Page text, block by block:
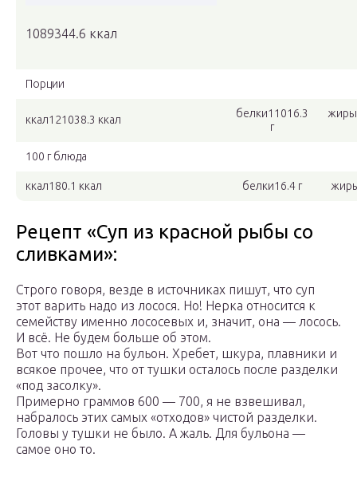
1089344.6 ккал
Порции
ккал121038.3 ккал
белки11016.3
г
100 г блюда
ккал180.1 ккал белки16.4 г
Рецепт «Суп из красной рыбы со
сливками»:
Строго говоря, везде в источниках пишут, что суп
этот варить надо из лосося. Но! Нерка относится к
семейству именно лососевых и, значит, она — лосось.
И всё. Не будем больше об этом.
Вот что пошло на бульон. Хребет, шкура, плавники и
всякое прочее, что от тушки осталось после разделки
«под засолку».
Примерно граммов 600 — 700, я не взвешивал,
набралось этих самых «отходов» чистой разделки.
Головы у тушки не было. А жаль. Для бульона —
самое оно то.